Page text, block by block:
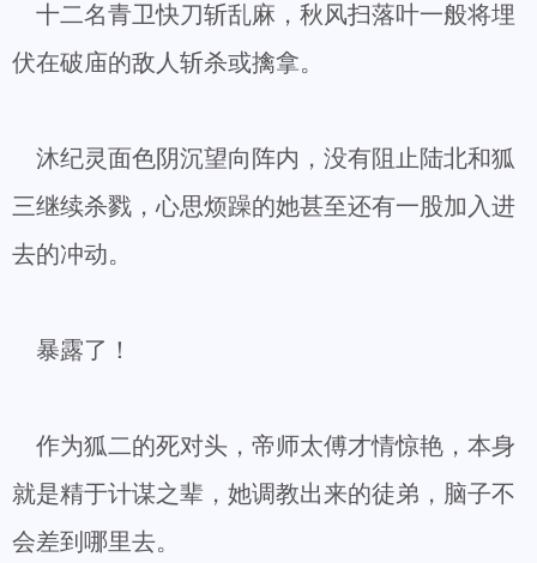
十二名青卫快刀斩乱麻，秋风扫落叶一般将埋
伏在破庙的敌人斩杀或擒拿。
沐纪灵面色阴沉望向阵内，没有阻止陆北和狐
三继续杀戮，心思烦躁的她甚至还有一股加入进
去的冲动。
暴露了！
作为狐二的死对头，帝师太傅才情惊艳，本身
就是精于计谋之辈，她调教出来的徒弟，脑子不
会差到哪里去。